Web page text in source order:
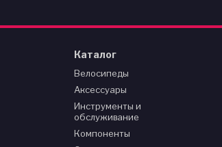
Каталог
Велосипеды
Аксессуары
Инструменты и
обслуживание
Компоненты